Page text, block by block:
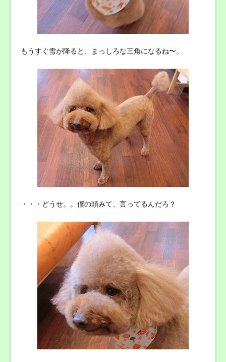
もうすぐ雪が降ると、まっしろな三角になるね〜。
・・・どうせ。。僕の頭みて、言ってるんだろ？